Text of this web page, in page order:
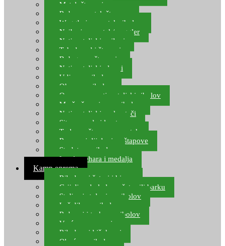
Match štapovi
Role za match štapove
Waggleri za match ribolov
Najloni za match/waggler
Natjecateljski najloni
Teleskopski štapovi
Bolognese štapovi
Natjecateljski plovci
Udice za ribolov
Olovo za ribolov
Oprema za natjecateljski ribolov
Mreže čuvarice za ribolov
Natjecateljski podmetači
Sito, posude i kante
Torbe za štapove – match
Rezervni dijelovi za štapove
Starlete za ribolov
Izrada pehara i medalja
Kamp oprema
Ribolovni šatori i bivvy
Grijalice, kuhala za šator ili barku
Stolice i stolovi za ribolov
Ležaljke za ribolov
Ruksaci i torbe za ribolov
Vreće za spavanje
Ribolovni kišobrani
Obuća za ribolov